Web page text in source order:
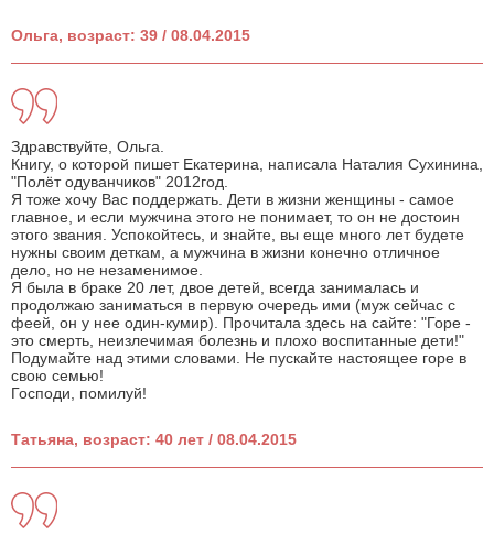
Ольга, возраст: 39 / 08.04.2015
Здравствуйте, Ольга.
Книгу, о которой пишет Екатерина, написала Наталия Сухинина,
"Полёт одуванчиков" 2012год.
Я тоже хочу Вас поддержать. Дети в жизни женщины - самое
главное, и если мужчина этого не понимает, то он не достоин
этого звания. Успокойтесь, и знайте, вы еще много лет будете
нужны своим деткам, а мужчина в жизни конечно отличное
дело, но не незаменимое.
Я была в браке 20 лет, двое детей, всегда занималась и
продолжаю заниматься в первую очередь ими (муж сейчас с
феей, он у нее один-кумир). Прочитала здесь на сайте: "Горе -
это смерть, неизлечимая болезнь и плохо воспитанные дети!"
Подумайте над этими словами. Не пускайте настоящее горе в
свою семью!
Господи, помилуй!
Татьяна, возраст: 40 лет / 08.04.2015